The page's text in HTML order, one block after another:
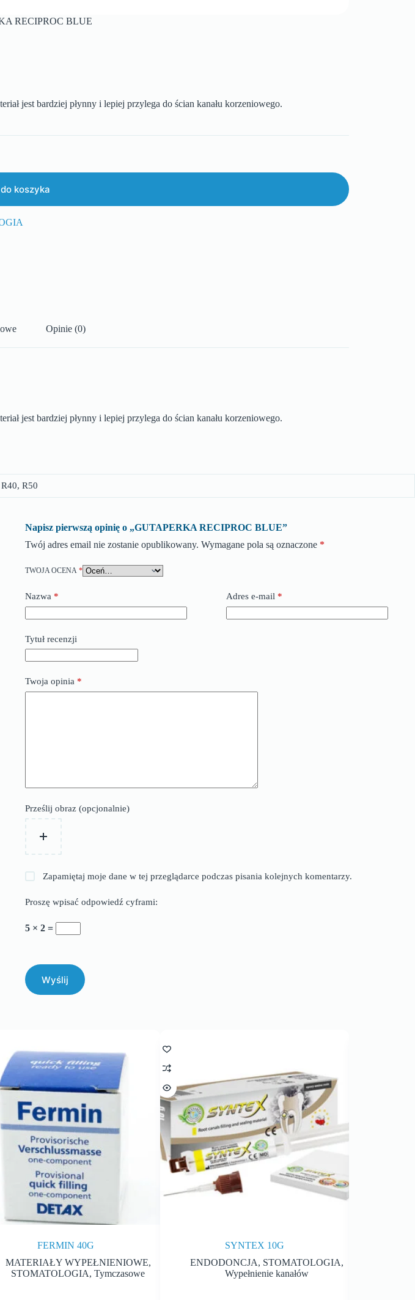
RECIPROC BLUE
jest bardziej płynny i lepiej przylega do ścian kanału korzeniowego.
koszyka
Opinie (0)
jest bardziej płynny i lepiej przylega do ścian kanału korzeniowego.
R50
Napisz pierwszą opinię o „GUTAPERKA RECIPROC BLUE”
Twój adres email nie zostanie opublikowany. Wymagane pola są oznaczone *
TWOJA OCENA *
Nazwa * Adres e-mail *
Tytuł recenzji
Twoja opinia *
Prześlij obraz (opcjonalnie)
Zapamiętaj moje dane w tej przeglądarce podczas pisania kolejnych komentarzy.
Proszę wpisać odpowiedź cyframi:
5 × 2 =
Wyślij
FERMIN 40G
MATERIAŁY WYPEŁNIENIOWE,
STOMATOLOGIA,Tymczasowe
SYNTEX 10G
ENDODONCJA, STOMATOLOGIA,
Wypełnienie kanałów